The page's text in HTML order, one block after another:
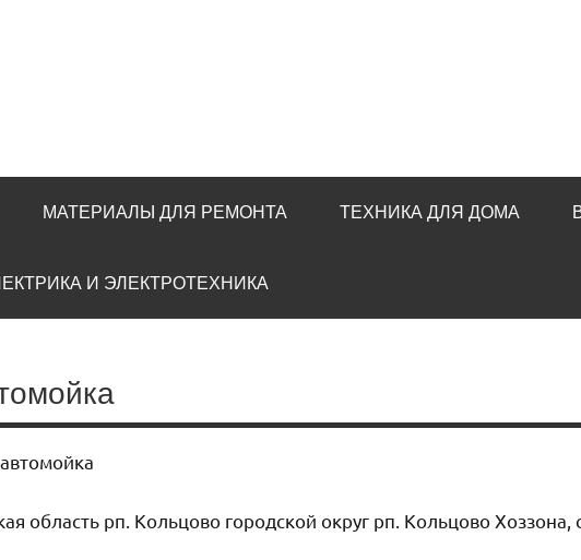
МАТЕРИАЛЫ ДЛЯ РЕМОНТА ТЕХНИКА ДЛЯ ДОМА
И ЭЛЕКТРОТЕХНИКА
область рп. Кольцово городской округ рп. Кольцово Хоззона,